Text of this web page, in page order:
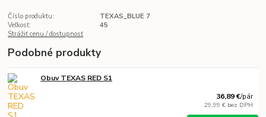
Číslo produktu:
TEXAS_BLUE 7
Veľkosť:
45
Strážiť cenu / dostupnosť
Podobné produkty
Obuv TEXAS RED S1
36,89 €/pár
29,99 € bez DPH